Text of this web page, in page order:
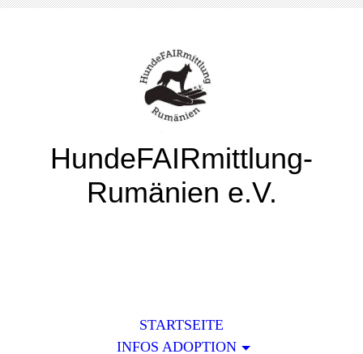
HundeFAIRmittlung-
Rumänien e.V.
STARTSEITE
INFOS ADOPTION